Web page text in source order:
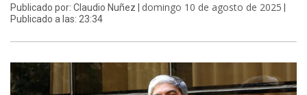
Publicado por: Claudio Nuñez | domingo 10 de agosto de 2025
Publicado a las: 23:34